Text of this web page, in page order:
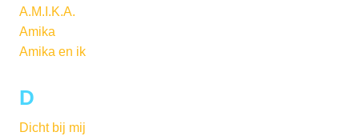
A.M.I.K.A.
Amika
Amika en ik
D
Dicht bij mij